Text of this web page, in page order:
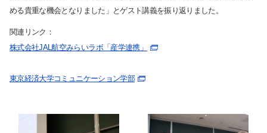
サイト内検索
める貴重な機会となりました」とゲスト講義を振り返りました。
関連リンク：
株式会社JAL航空みらいラボ「産学連携」
東京経済大学コミュニケーション学部